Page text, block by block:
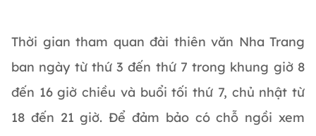
Thời gian tham quan đài thiên văn Nha Trang
ban ngày từ thứ 3 đến thứ 7 trong khung giờ 8
đến 16 giờ chiều và buổi tối thứ 7, chủ nhật từ
18 đến 21 giờ. Để đảm bảo có chỗ ngồi xem